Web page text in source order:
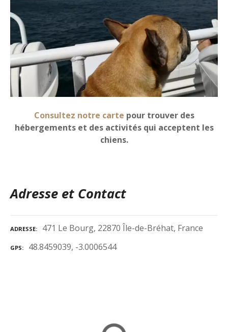
Consultez notre carte pour trouver des
hébergements et des activités qui acceptent les
chiens.
Adresse et Contact
ADRESSE 471 Le Bourg, 22870 Île-de-Bréhat, France
GPS 48.8459039, -3.0006544